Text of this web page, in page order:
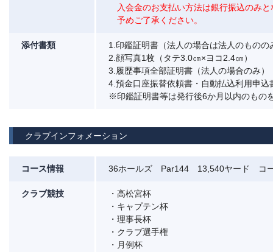
入会金のお支払い方法は銀行振込のみ
予めご了承ください。
添付書類
1.印鑑証明書（法人の場合は法人のものの
2.顔写真1枚（タテ3.0㎝×ヨコ2.4㎝）
3.履歴事項全部証明書（法人の場合のみ）
4.預金口座振替依頼書・自動払込利用申
※印鑑証明書等は発行後6か月以内のもの
クラブインフォメーション
コース情報 36ホールズ Par144 13,540ヤード コ
クラブ競技
・高松宮杯
・キャプテン杯
・理事長杯
・クラブ選手権
・月例杯